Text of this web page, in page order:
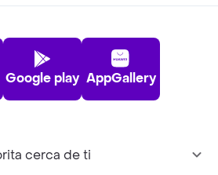
Google play AppGallery
cerca de ti